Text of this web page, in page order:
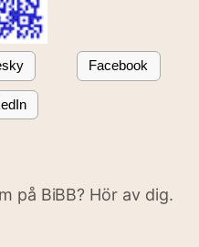
Facebook
på BiBB? Hör av dig.